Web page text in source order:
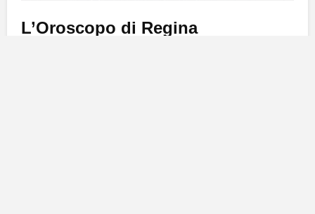
L’Oroscopo di Regina